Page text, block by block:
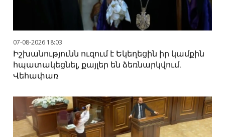
07-08-2026 18:03
Իշխանությունն ուզում է Եկեղեցին իր կամքին
հպատակեցնել, քայլեր են ձեռնարկվում.
Վեհափառ